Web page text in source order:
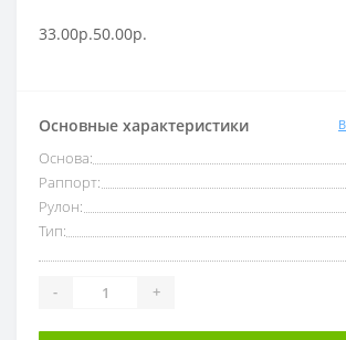
33.00р.50.00р.
Основные характеристики
Основа:
Раппорт:
Рулон:
Тип:
- +